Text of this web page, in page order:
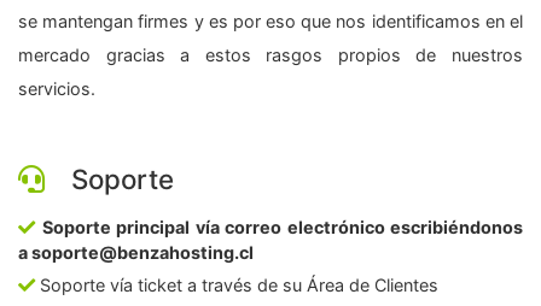
se mantengan firmes y es por eso que nos identificamos en el
mercado gracias a estos rasgos propios de nuestros
servicios.
Soporte
Soporte principal vía correo electrónico escribiéndonos
a soporte@benzahosting.cl
Soporte vía ticket a través de su Área de Clientes